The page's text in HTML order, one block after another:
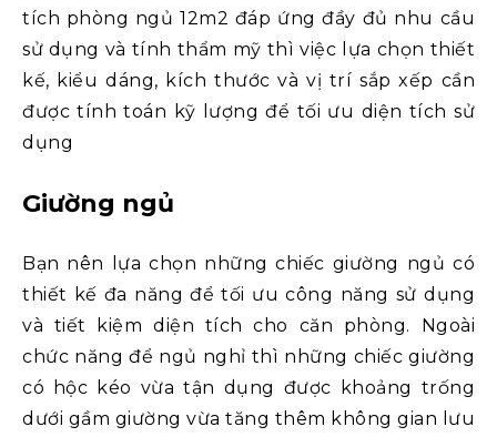
tích phòng ngủ 12m2 đáp ứng đầy đủ nhu cầu
sử dụng và tính thẩm mỹ thì việc lựa chọn thiết
kế, kiểu dáng, kích thước và vị trí sắp xếp cần
được tính toán kỹ lượng để tối ưu diện tích sử
dụng
Giường ngủ
Bạn nên lựa chọn những chiếc giường ngủ có
thiết kế đa năng để tối ưu công năng sử dụng
và tiết kiệm diện tích cho căn phòng. Ngoài
chức năng để ngủ nghỉ thì những chiếc giường
có hộc kéo vừa tận dụng được khoảng trống
dưới gầm giường vừa tăng thêm không gian lưu